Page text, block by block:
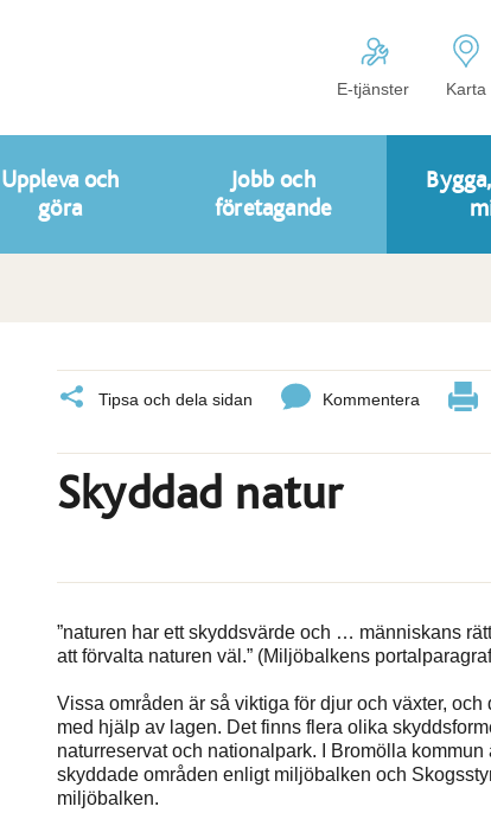
E-tjänster Karta
Uppleva och
göra
Jobb och
företagande
Tipsa och dela sidan Kommentera
Skyddad natur
”naturen har ett skyddsvärde och … människans
att förvalta naturen väl.” (Miljöbalkens
Vissa områden är så viktiga för djur och växter,
med hjälp av lagen. Det finns flera olika
naturreservat och nationalpark. I Bromölla
skyddade områden enligt miljöbalken och
miljöbalken.